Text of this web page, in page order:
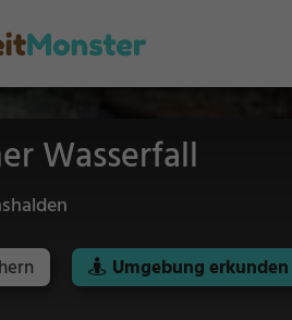
Wasserfall
Umgebung erkunden